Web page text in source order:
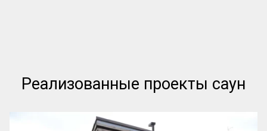
Реализованные проекты саун